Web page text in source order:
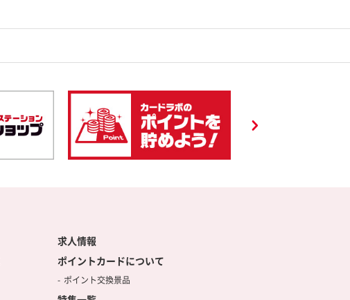
求人情報
ポイントカードについて
ポイント交換景品